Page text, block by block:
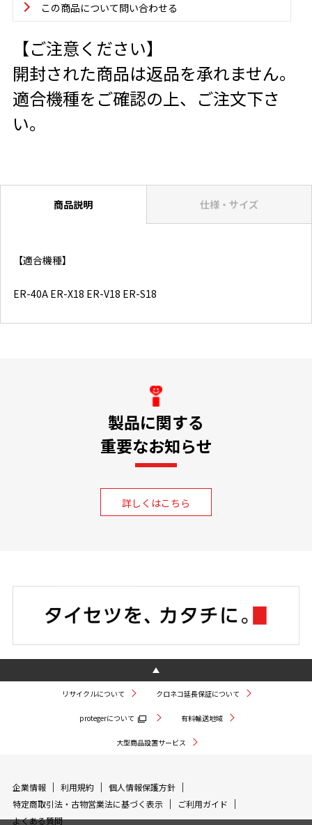
この商品について問い合わせる
【ご注意ください】
開封された商品は返品を承れません。
適合機種をご確認の上、ご注文下さ
い。
商品説明 仕様・サイズ
【適合機種】
ER-40A ER-X18 ER-V18 ER-S18
製品に関する
重要なお知らせ
詳しくはこちら
リサイクルについて クロネコ延長保証について
protegerについて 有料輸送地域
大型商品設置サービス
企業情報 利用規約
個人情報保護方針
特定商取引法・古物営業法に基づく表示
ご利用ガイド
よくある質問